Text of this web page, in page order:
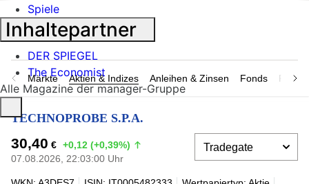
Märkte Aktien & Indizes Anleihen & Zinsen Fonds
TECHNOPROBE S.P.A.
30,40 € +0,12 (+0,39%)
07.08.2026, 22:03:00 Uhr
Spiele
Inhaltepartner
DER SPIEGEL
The Economist
Alle Magazine der manager-Gruppe